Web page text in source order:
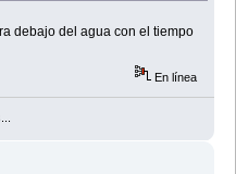
debajo del agua con el tiempo
En línea